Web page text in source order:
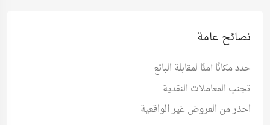
نصائح عامة
حدد مكانًا آمنًا لمقابلة البائع
تجنب المعاملات النقدية
احذر من العروض غير الواقعية